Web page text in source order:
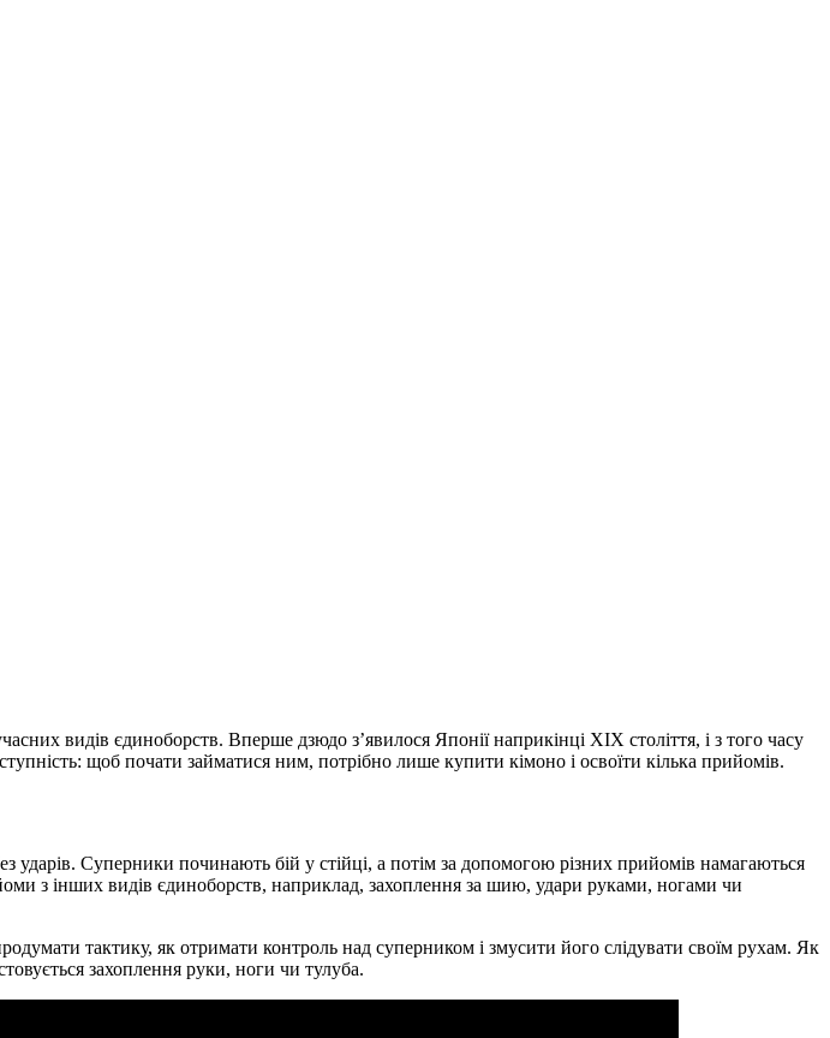
видів єдиноборств. Вперше дзюдо з’явилося Японії наприкінці ХІХ століття, і з того часу
щоб почати займатися ним, потрібно лише купити кімоно і освоїти кілька прийомів.
ударів. Суперники починають бій у стійці, а потім за допомогою різних прийомів намагаються
з інших видів єдиноборств, наприклад, захоплення за шию, удари руками, ногами чи
тактику, як отримати контроль над суперником і змусити його слідувати своїм рухам. Як
захоплення руки, ноги чи тулуба.